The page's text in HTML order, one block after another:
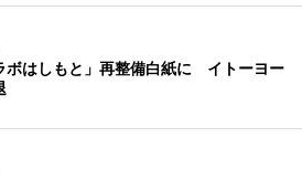
ボはしもと」再整備白紙に イトーヨー